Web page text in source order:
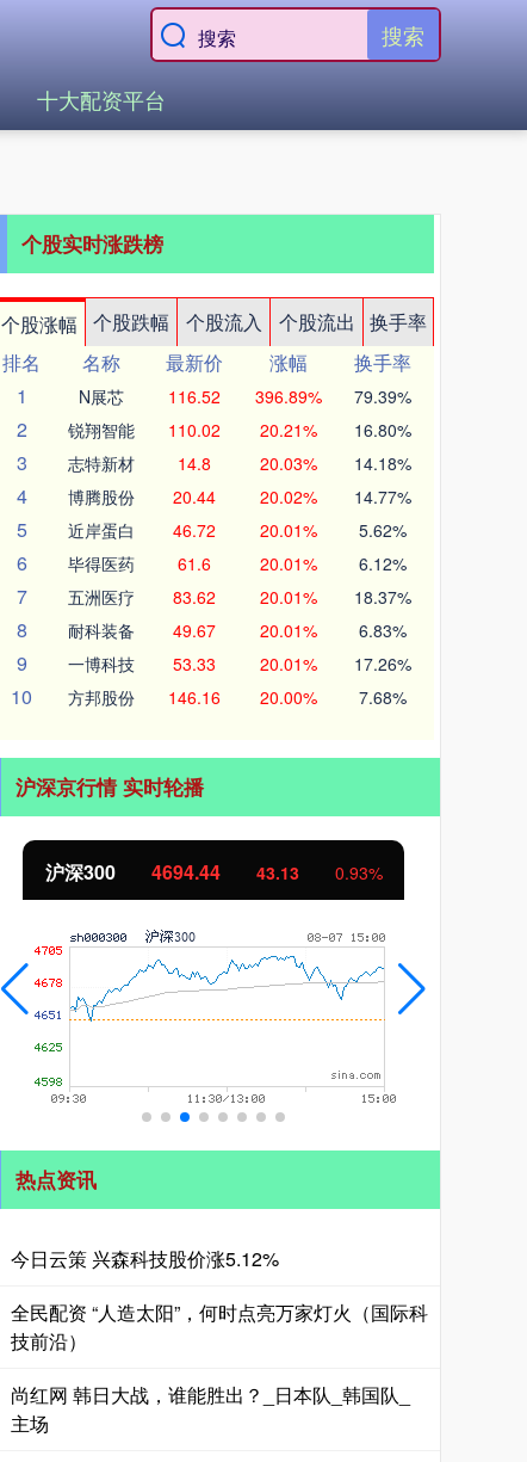
搜索
十大配资平台
个股实时涨跌榜
个股涨幅 个股跌幅 个股流入 个股流出
换手率
排名
名称 最新价 涨幅
换手率
1
N展芯 116.52 396.89% 79.39%
2 锐翔智能 110.02 20.21% 16.80%
3 志特新材 14.8 20.03% 14.18%
4 博腾股份 20.44 20.02% 14.77%
5 近岸蛋白 46.72 20.01% 5.62%
6 毕得医药 61.6 20.01% 6.12%
7 五洲医疗 83.62 20.01% 18.37%
8 耐科装备 49.67 20.01% 6.83%
9 一博科技 53.33 20.01% 17.26%
10 方邦股份 146.16 20.00% 7.68%
沪深京行情 实时轮播
沪深300 4694.44 43.13 0.93%
热点资讯
今日云策 兴森科技股价涨5.12%
全民配资 “人造太阳”，何时点亮万家灯火（国际科
技前沿）
尚红网 韩日大战，谁能胜出？_日本队_韩国队_
主场